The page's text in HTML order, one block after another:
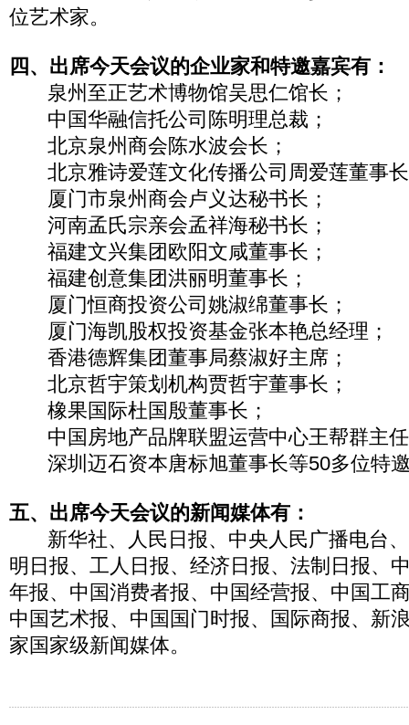
位艺术家。
四、出席今天会议的企业家和特邀嘉宾有：
泉州至正艺术博物馆吴思仁馆长；
中国华融信托公司陈明理总裁；
北京泉州商会陈水波会长；
北京雅诗爱莲文化传播公司周爱莲董事
厦门市泉州商会卢义达秘书长；
河南孟氏宗亲会孟祥海秘书长；
福建文兴集团欧阳文咸董事长；
福建创意集团洪丽明董事长；
厦门恒商投资公司姚淑绵董事长；
厦门海凯股权投资基金张本艳总经理；
香港德辉集团董事局蔡淑好主席；
北京哲宇策划机构贾哲宇董事长；
橡果国际杜国殷董事长；
中国房地产品牌联盟运营中心王帮群主
深圳迈石资本唐标旭董事长等50多位特
五、出席今天会议的新闻媒体有：
新华社、人民日报、中央人民广播电台、
明日报、工人日报、经济日报、法制日报、
年报、中国消费者报、中国经营报、中国工
中国艺术报、中国国门时报、国际商报、新
家国家级新闻媒体。